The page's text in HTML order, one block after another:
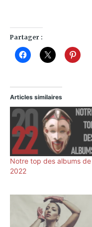
Partager :
Articles similaires
Notre top des albums de
2022